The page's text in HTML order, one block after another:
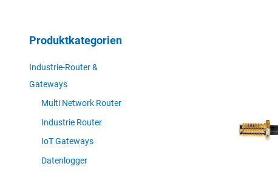
Produktkategorien
Industrie-Router &
Gateways
Multi Network Router
Industrie Router
IoT Gateways
Datenlogger